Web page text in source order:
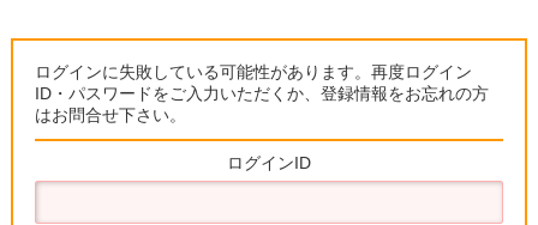
ログインに失敗している可能性があります。再度ログイン
ID・パスワードをご入力いただくか、登録情報をお忘れの方
はお問合せ下さい。
ログインID